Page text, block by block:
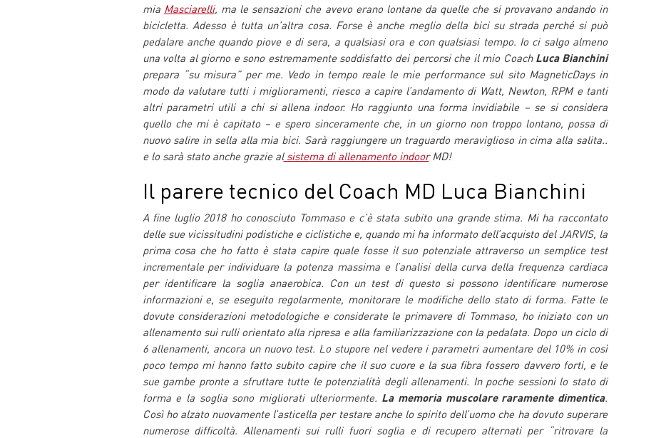
mia Masciarelli, ma le sensazioni che avevo erano lontane da quelle che si provavano andando in
bicicletta. Adesso è tutta un’altra cosa. Forse è anche meglio della bici su strada perché si può
pedalare anche quando piove e di sera, a qualsiasi ora e con qualsiasi tempo. Io ci salgo almeno
una volta al giorno e sono estremamente soddisfatto dei percorsi che il mio Coach Luca Bianchini
prepara “su misura” per me. Vedo in tempo reale le mie performance sul sito MagneticDays in
modo da valutare tutti i miglioramenti, riesco a capire l’andamento di Watt, Newton, RPM e tanti
altri parametri utili a chi si allena indoor. Ho raggiunto una forma invidiabile – se si considera
quello che mi è capitato – e spero sinceramente che, in un giorno non troppo lontano, possa di
nuovo salire in sella alla mia bici. Sarà raggiungere un traguardo meraviglioso in cima alla salita..
e lo sarà stato anche grazie alsistema di allenamento indoorMD!
Il parere tecnico del Coach MD Luca Bianchini
A fine luglio 2018 ho conosciuto Tommaso e c’è stata subito una grande stima. Mi ha raccontato
delle sue vicissitudini podistiche e ciclistiche e, quando mi ha informato dell’acquisto del JARVIS, la
prima cosa che ho fatto è stata capire quale fosse il suo potenziale attraverso un semplice test
incrementale per individuare la potenza massima e l’analisi della curva della frequenza cardiaca
per identificare la soglia anaerobica. Con un test di questo si possono identificare numerose
informazioni e, se eseguito regolarmente, monitorare le modifiche dello stato di forma. Fatte le
dovute considerazioni metodologiche e considerate le primavere di Tommaso, ho iniziato con un
allenamento sui rulli orientato alla ripresa e alla familiarizzazione con la pedalata. Dopo un ciclo di
6 allenamenti, ancora un nuovo test. Lo stupore nel vedere i parametri aumentare del 10% in così
poco tempo mi hanno fatto subito capire che il suo cuore e la sua fibra fossero davvero forti, e le
sue gambe pronte a sfruttare tutte le potenzialità degli allenamenti. In poche sessioni lo stato di
forma e la soglia sono migliorati ulteriormente. La memoria muscolare raramente dimentica.
Così ho alzato nuovamente l’asticella per testare anche lo spirito dell’uomo che ha dovuto superare
numerose difficoltà. Allenamenti sui rulli fuori soglia e di recupero alternati per “ritrovare la